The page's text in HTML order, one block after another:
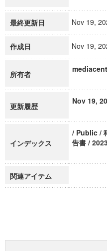
最終更新日 Nov 19,
作成日 Nov 19,
所有者
更新履歴
Nov 19,
インデックス
/ Public /
告書 /
関連アイテム